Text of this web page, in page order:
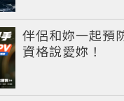
伴侶和妳一起預
資格說愛妳！